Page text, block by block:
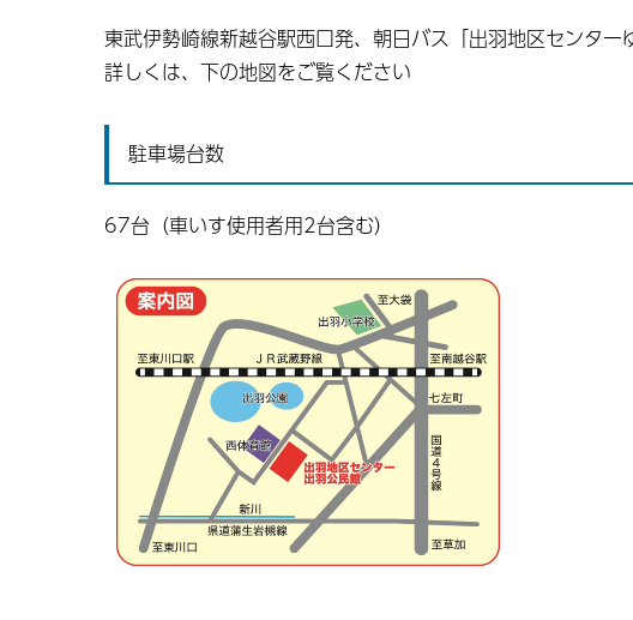
東武伊勢崎線新越谷駅西口発、朝日バス「出羽地区センタ
詳しくは、下の地図をご覧ください
駐車場台数
67台（車いす使用者用2台含む）